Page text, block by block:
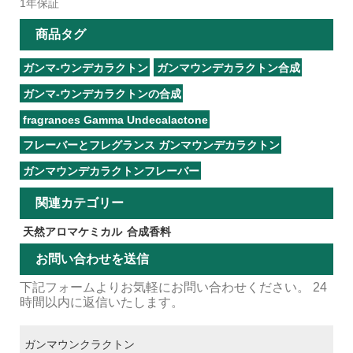
1年保証
商品タグ
ガンマ-ウンデカラクトン ガンマウンデカラクトン合成
ガンマ-ウンデカラクトンの合成
fragrances Gamma Undecalactone
フレーバーとフレグランス ガンマウンデカラクトン
ガンマウンデカラクトンフレーバー
関連カテゴリー
天然アロマケミカル 合成香料
お問い合わせを送信
下記フォームよりお気軽にお問い合わせください。 24
時間以内に返信いたします。